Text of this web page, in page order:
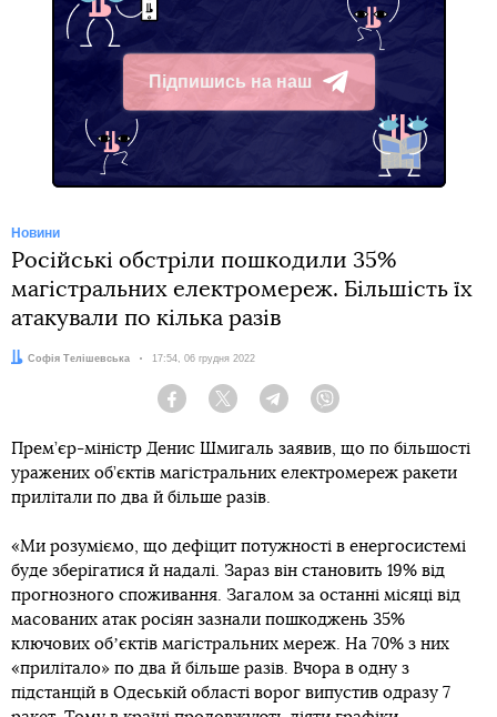
Підпишись на наш
Telegram
Новини
Російські обстріли пошкодили 35%
магістральних електромереж. Більшість їх
атакували по кілька разів
Автор:
Софія Телішевська Дата:
17:54, 06 грудня 2022
Facebook Twitter Telegram
Прем’єр-міністр Денис Шмигаль заявив, що по більшості
уражених об’єктів магістральних електромереж ракети
прилітали по два й більше разів.
«Ми розуміємо, що дефіцит потужності в енергосистемі
буде зберігатися й надалі. Зараз він становить 19% від
прогнозного споживання. Загалом за останні місяці від
масованих атак росіян зазнали пошкоджень 35%
ключових обʼєктів магістральних мереж. На 70% з них
«прилітало» по два й більше разів. Вчора в одну з
підстанцій в Одеській області ворог випустив одразу 7